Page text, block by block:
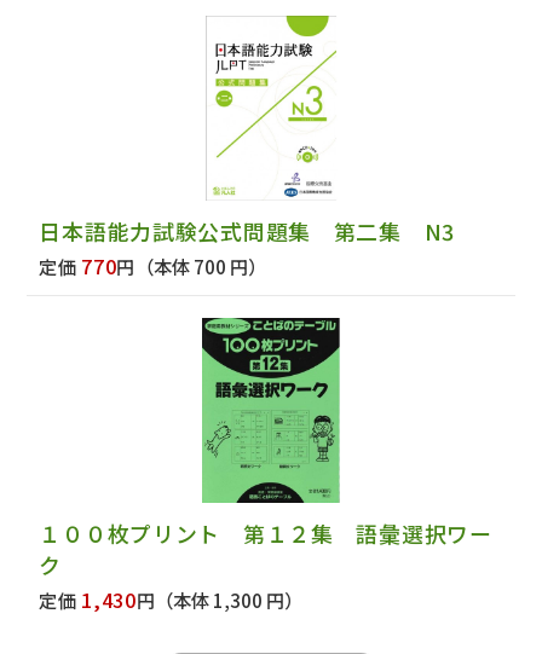
日本語能力試験公式問題集 第二集 N3
定価 770円 （本体 700 円）
１００枚プリント 第１２集 語彙選択ワー
ク
定価 1,430円 （本体 1,300 円）